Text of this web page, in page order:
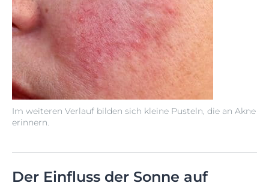
Im weiteren Verlauf bilden sich kleine Pusteln, die an Akne
erinnern.
Der Einfluss der Sonne auf